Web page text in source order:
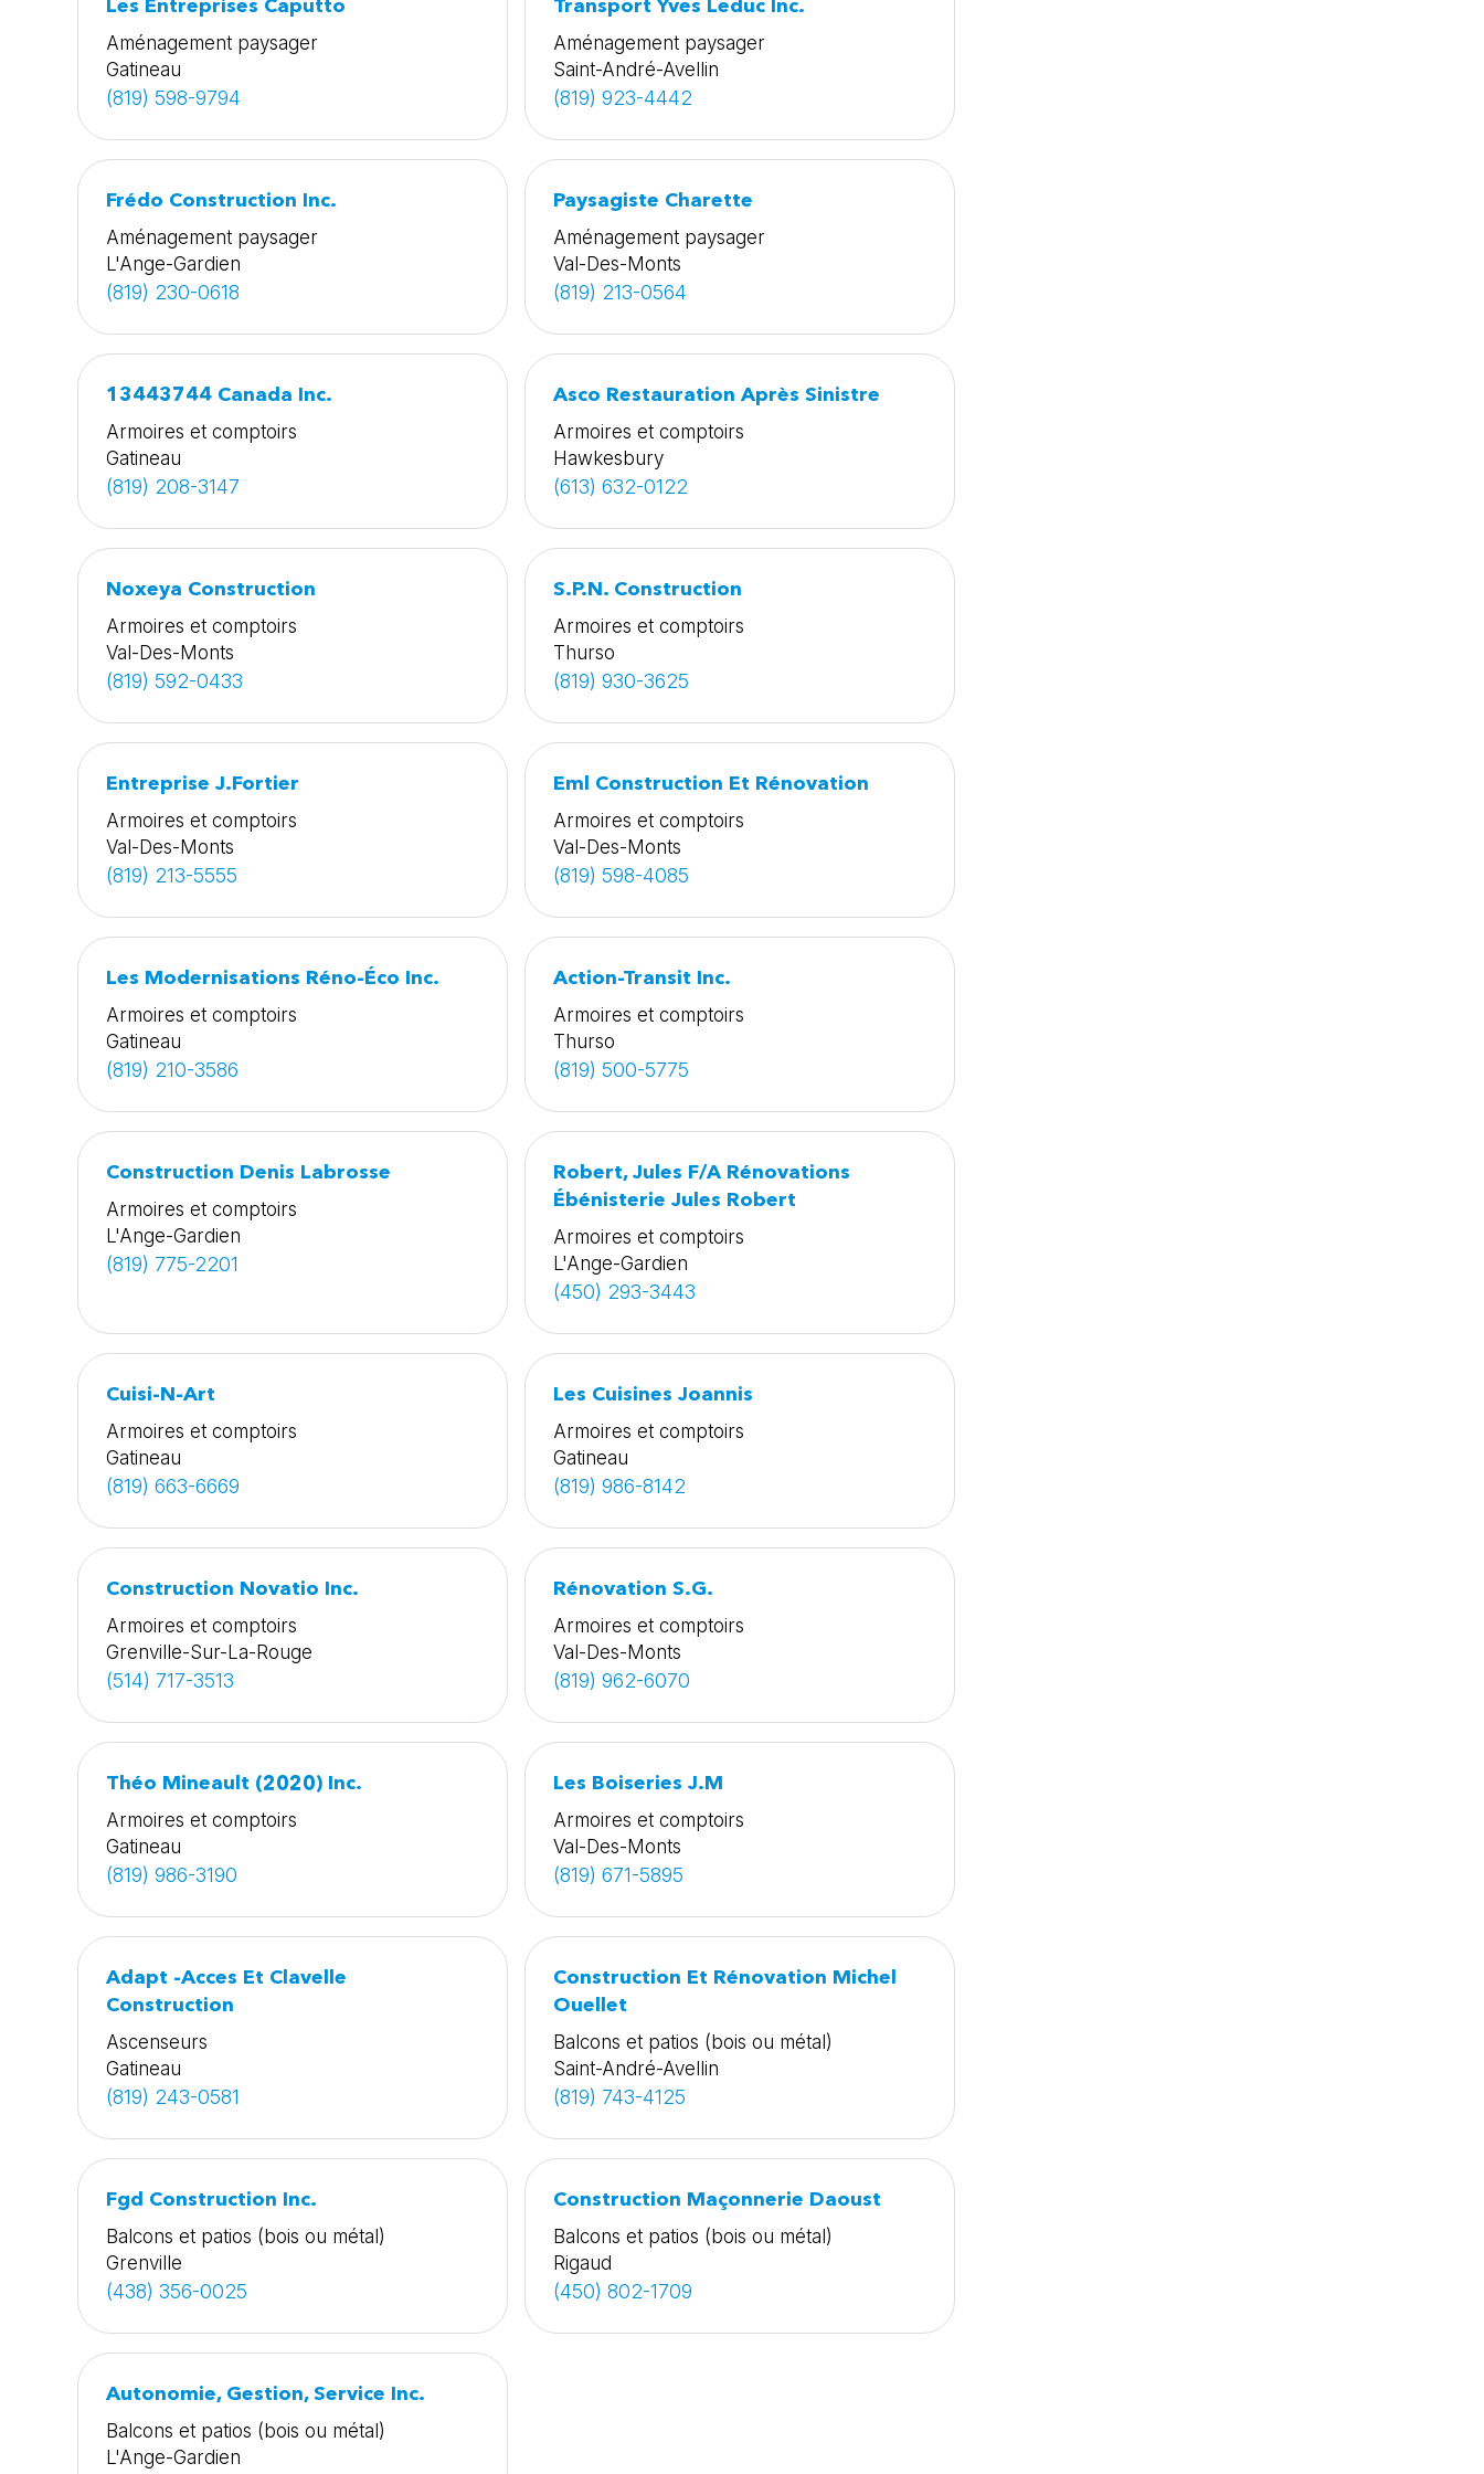
Les Entreprises Caputto
Aménagement paysager
Gatineau
(819) 598-9794
Transport Yves Leduc Inc.
Aménagement paysager
Saint-André-Avellin
(819) 923-4442
Frédo Construction Inc.
Aménagement paysager
L'Ange-Gardien
(819) 230-0618
Paysagiste Charette
Aménagement paysager
Val-Des-Monts
(819) 213-0564
13443744 Canada Inc.
Armoires et comptoirs
Gatineau
(819) 208-3147
Asco Restauration Après Sinistre
Armoires et comptoirs
Hawkesbury
(613) 632-0122
Noxeya Construction
Armoires et comptoirs
Val-Des-Monts
(819) 592-0433
S.P.N. Construction
Armoires et comptoirs
Thurso
(819) 930-3625
Entreprise J.Fortier
Armoires et comptoirs
Val-Des-Monts
(819) 213-5555
Eml Construction Et Rénovation
Armoires et comptoirs
Val-Des-Monts
(819) 598-4085
Les Modernisations Réno-Éco Inc.
Armoires et comptoirs
Gatineau
(819) 210-3586
Action-Transit Inc.
Armoires et comptoirs
Thurso
(819) 500-5775
Construction Denis Labrosse
Armoires et comptoirs
L'Ange-Gardien
(819) 775-2201
Robert, Jules F/A Rénovations
Ébénisterie Jules Robert
Armoires et comptoirs
L'Ange-Gardien
(450) 293-3443
Cuisi-N-Art
Armoires et comptoirs
Gatineau
(819) 663-6669
Les Cuisines Joannis
Armoires et comptoirs
Gatineau
(819) 986-8142
Construction Novatio Inc.
Armoires et comptoirs
Grenville-Sur-La-Rouge
(514) 717-3513
Rénovation S.G.
Armoires et comptoirs
Val-Des-Monts
(819) 962-6070
Théo Mineault (2020) Inc.
Armoires et comptoirs
Gatineau
(819) 986-3190
Les Boiseries J.M
Armoires et comptoirs
Val-Des-Monts
(819) 671-5895
Adapt -Acces Et Clavelle
Construction
Ascenseurs
Gatineau
(819) 243-0581
Construction Et Rénovation Michel
Ouellet
Balcons et patios (bois ou métal)
Saint-André-Avellin
(819) 743-4125
Fgd Construction Inc.
Balcons et patios (bois ou métal)
Grenville
(438) 356-0025
Construction Maçonnerie Daoust
Balcons et patios (bois ou métal)
Rigaud
(450) 802-1709
Autonomie, Gestion, Service Inc.
Balcons et patios (bois ou métal)
L'Ange-Gardien